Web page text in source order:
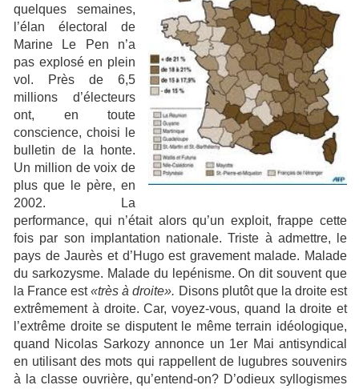
quelques semaines,
l’élan électoral de
Marine Le Pen n’a
pas explosé en plein
vol. Près de 6,5
millions d’électeurs
ont, en toute
conscience, choisi le
bulletin de la honte.
Un million de voix de
plus que le père, en
2002. La
performance, qui n’était alors qu’un exploit, frappe cette
fois par son implantation nationale. Triste à admettre, le
pays de Jaurès et d’Hugo est gravement malade. Malade
du sarkozysme. Malade du lepénisme. On dit souvent que
la France est«très à droite». Disons plutôt que la droite est
extrêmement à droite. Car, voyez-vous, quand la droite et
l’extrême droite se disputent le même terrain idéologique,
quand Nicolas Sarkozy annonce un 1er Mai antisyndical
en utilisant des mots qui rappellent de lugubres souvenirs
à la classe ouvrière, qu’entend-on? D’odieux syllogismes